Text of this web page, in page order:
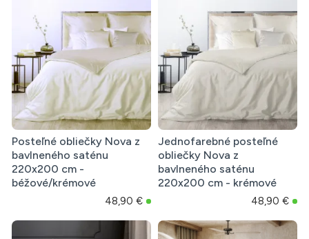
Posteľné obliečky Nova z
bavlneného saténu
220x200 cm -
béžové/krémové
48,90 €
Jednofarebné posteľné
obliečky Nova z
bavlneného saténu
220x200 cm - krémové
48,90 €